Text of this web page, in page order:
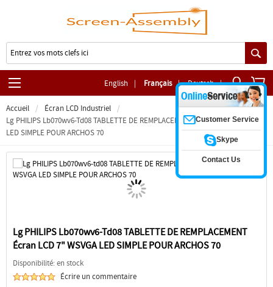
English | Français | Deutsch |
Accueil
Écran LCD Industriel
Lg PHILIPS Lb070wv6-Td08 TABLETTE DE REMPLACEMENT Écran LCD 7" WSVGA
LED SIMPLE POUR ARCHOS 70
Lg PHILIPS Lb070wv6-Td08 TABLETTE DE REMPLACEMENT
Écran LCD 7" WSVGA LED SIMPLE POUR ARCHOS 70
Disponibilité: en stock
Écrire un commentaire
Customer Service
Skype
Contact Us